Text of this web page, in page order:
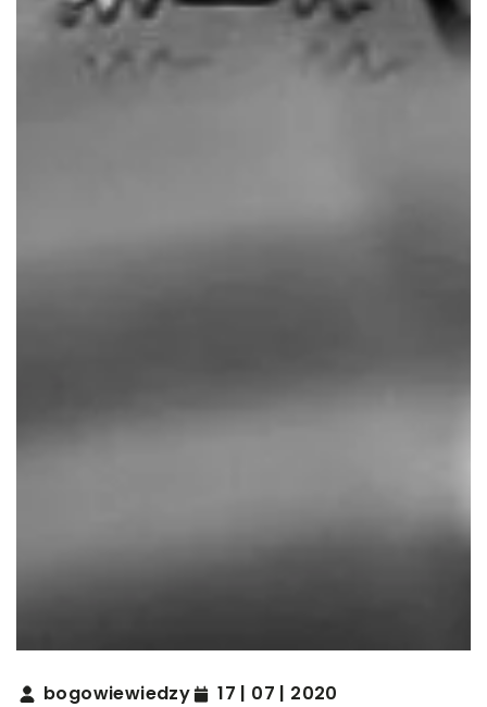
bogowiewiedzy 17 | 07 | 2020